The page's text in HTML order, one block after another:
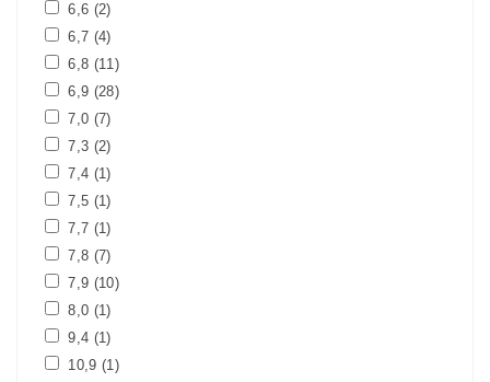
6,6 (2)
6,7 (4)
6,8 (11)
6,9 (28)
7,0 (7)
7,3 (2)
7,4 (1)
7,5 (1)
7,7 (1)
7,8 (7)
7,9 (10)
8,0 (1)
9,4 (1)
10,9 (1)